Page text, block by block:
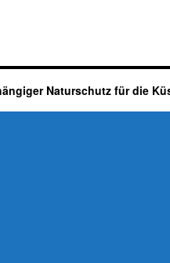
Naturschutz für die